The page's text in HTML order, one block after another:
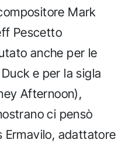
Mark
Pescetto
anche per le
e per la sigla
Afternoon),
ci pensò
Ermavilo, adattatore